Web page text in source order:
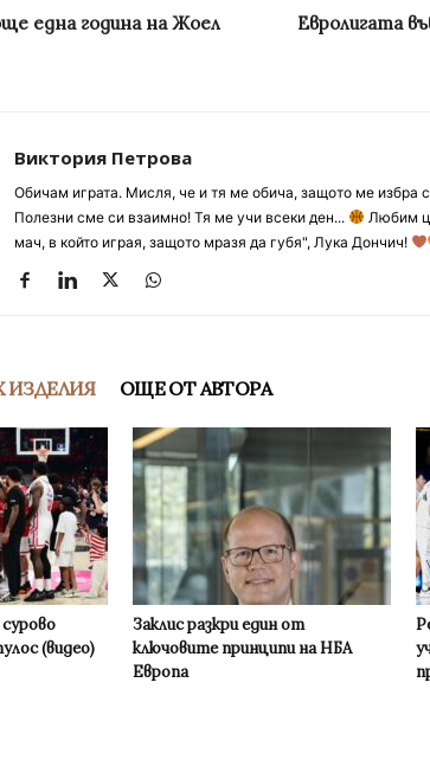
една година на Жоел
Евролигата
Виктория Петрова
Обичам играта. Мисля, че и тя ме обича, защото ме избра
Полезни сме си взаимно! Тя ме учи всеки ден...
Любим
мач, в който играя, защото мразя да губя", Лука Дончич!
ИЗДЕЛИЯ ОЩЕ ОТ АВТОРА
(видео)
Заклис разкри един от
ключовите принципи на НБА
Европа